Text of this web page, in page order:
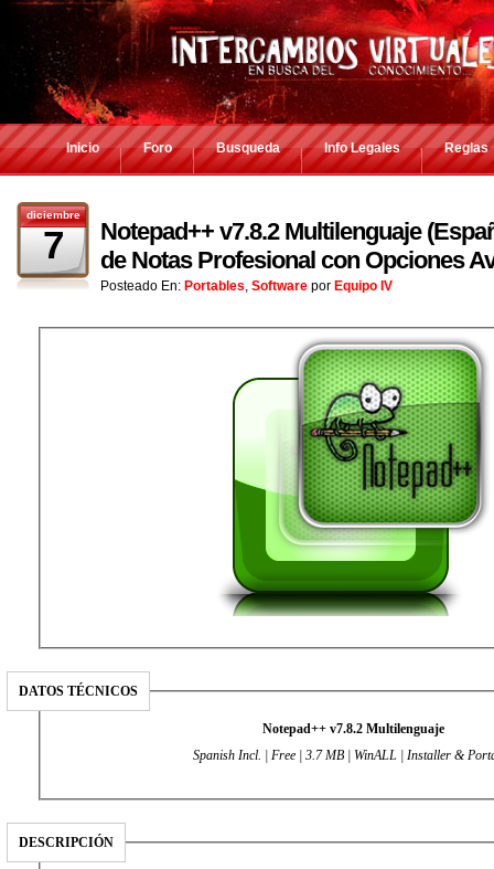
Inicio Foro Busqueda Info Legales Reglas
diciembre
7
Notepad++ v7.8.2 Multilenguaje
de Notas Profesional con Opciones
Posteado En: Portables, Software por Equipo IV
DATOS TÉCNICOS
Notepad++ v7.8.2 Multilenguaje
Spanish Incl. | Free | 3.7 MB | WinALL | Installer &
DESCRIPCIÓN